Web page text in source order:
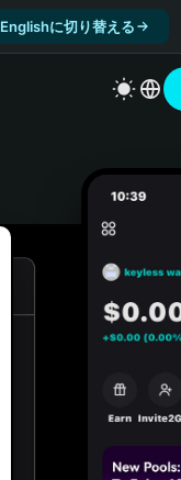
Englishに切り替える